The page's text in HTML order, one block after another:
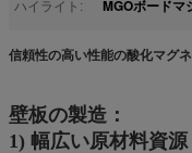
ハイライト:
MGOボードマ
信頼性の高い性能の酸化マグ
壁板の製造：
1) 幅広い原材料資源